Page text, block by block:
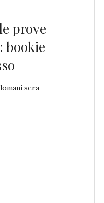
prove
bookie
sera